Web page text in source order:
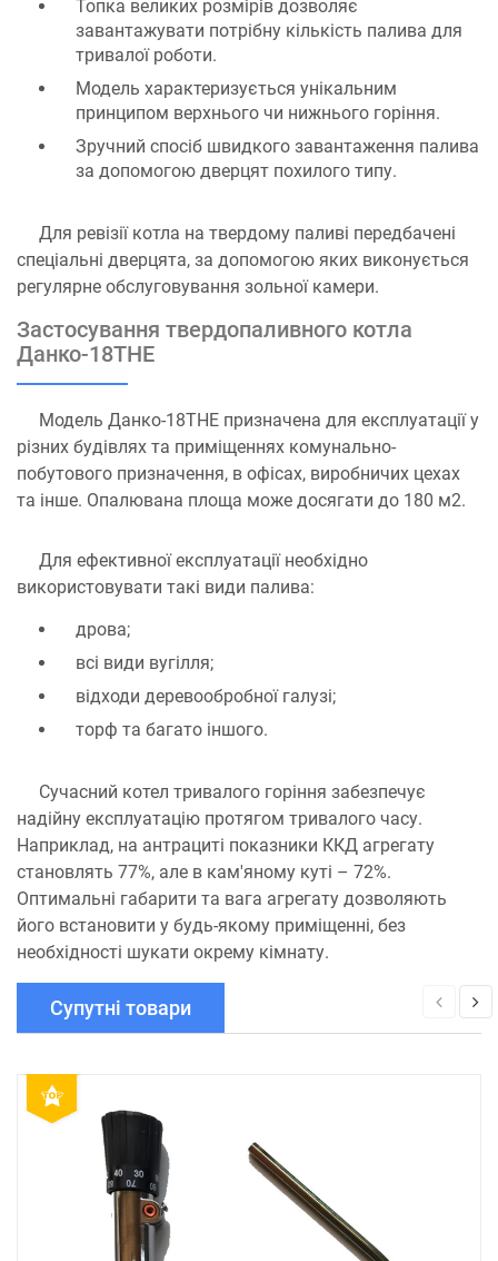
Топка великих розмірів дозволяє
завантажувати потрібну кількість палива для
тривалої роботи.
Модель характеризується унікальним
принципом верхнього чи нижнього горіння.
Зручний спосіб швидкого завантаження палива
за допомогою дверцят похилого типу.
Для ревізії котла на твердому паливі передбачені
спеціальні дверцята, за допомогою яких виконується
регулярне обслуговування зольної камери.
Застосування твердопаливного котла
Данко-18ТНЕ
Модель Данко-18ТНЕ призначена для експлуатації у
різних будівлях та приміщеннях комунально-
побутового призначення, в офісах, виробничих цехах
та інше. Опалювана площа може досягати до 180 м2.
Для ефективної експлуатації необхідно
використовувати такі види палива:
дрова;
всі види вугілля;
відходи деревообробної галузі;
торф та багато іншого.
Сучасний котел тривалого горіння забезпечує
надійну експлуатацію протягом тривалого часу.
Наприклад, на антрациті показники ККД агрегату
становлять 77%, але в кам'яному куті – 72%.
Оптимальні габарити та вага агрегату дозволяють
його встановити у будь-якому приміщенні, без
необхідності шукати окрему кімнату.
Супутні товари